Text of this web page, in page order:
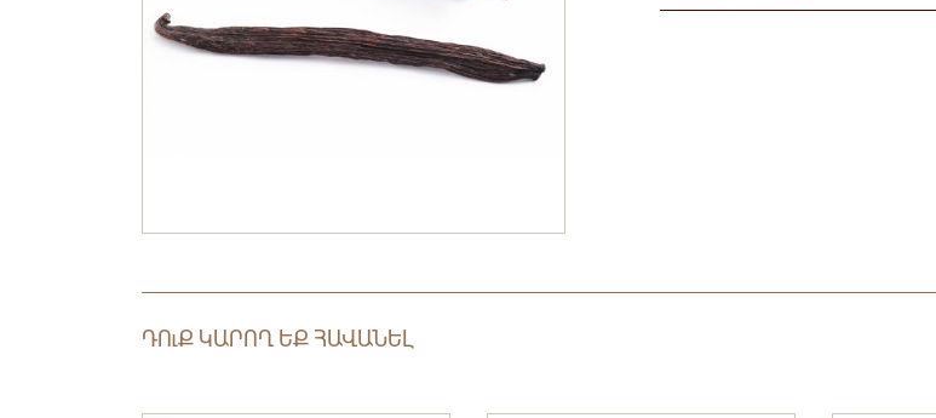
ԴՈւՔ ԿԱՐՈՂ ԵՔ ՀԱՎԱՆԵԼ